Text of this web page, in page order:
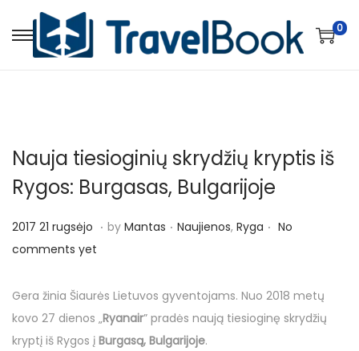
S
o
n
v
a
t
i
S
o
c
n
n
t
0
Nauja tiesioginių skrydžių kryptis iš
Rygos: Burgasas, Bulgarijoje
P
o
t
e
d
2017 21 rugsėjo 2
7
1
. by Mantas . P
t
e
d
Naujienos, Ryga . No
comments yet
Gera žinia Šiaurės Lietuvos gyventojams. Nuo 2018 metų
kovo 27 dienos „Ryanair” pradės naują tiesioginę skrydžių
kryptį iš Rygos į Burgasą, Bulgarijoje.